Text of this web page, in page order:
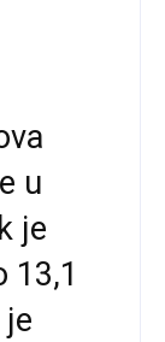
u
je
13,1